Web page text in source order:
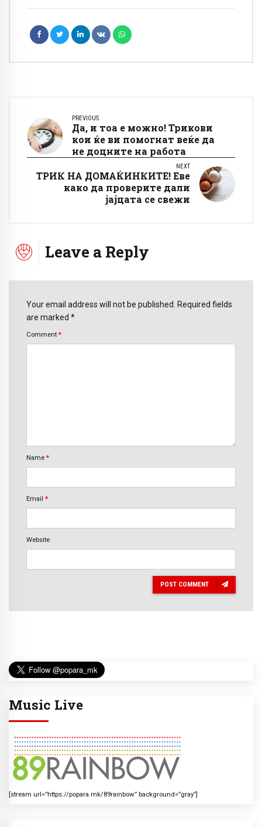
PREVIOUS
Да, и тоа е можно! Трикови
кои ќе ви помогнат веќе да
не доцните на работа
NEXT
ТРИК НА ДОМАЌИНКИТЕ! Еве
како да проверите дали
јајцата се свежи
Leave a Reply
Your email address will not be published. Required fields
are marked *
Comment *
Name *
Email *
Website
POST COMMENT
Music Live
[stream url=”https://popara.mk/89rainbow” background=”gray”]